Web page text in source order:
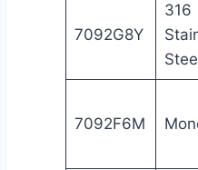
7092G8Y
316
7092F6M